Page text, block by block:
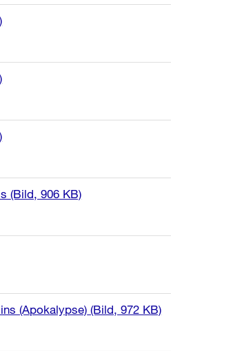
(Bild, 906 KB)
(Apokalypse) (Bild, 972 KB)